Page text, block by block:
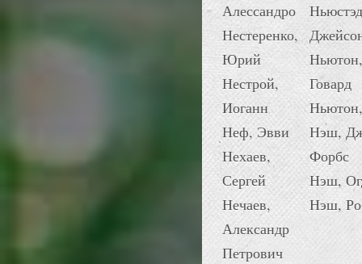
Алессандро
Нестеренко,
Юрий
Нестрой,
Иоганн
Неф, Эвви
Нехаев,
Сергей
Нечаев,
Александр
Петрович
Ньютон,
Говард
Нэш,
Форбс
Нэш,
Нэш,